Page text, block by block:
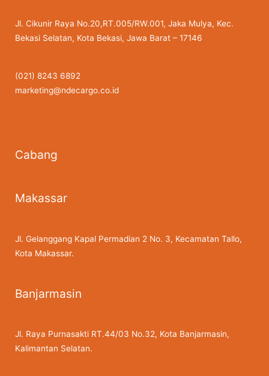
Jl. Cikunir Raya No.20,RT.005/RW.001, Jaka Mulya, Kec.
Bekasi Selatan, Kota Bekasi, Jawa Barat – 17146
(021) 8243 6892
marketing@ndecargo.co.id
Cabang
Makassar
Jl. Gelanggang Kapal Permadian 2 No. 3, Kecamatan Tallo,
Kota Makassar.
Banjarmasin
Jl. Raya Purnasakti RT.44/03 No.32, Kota Banjarmasin,
Kalimantan Selatan.